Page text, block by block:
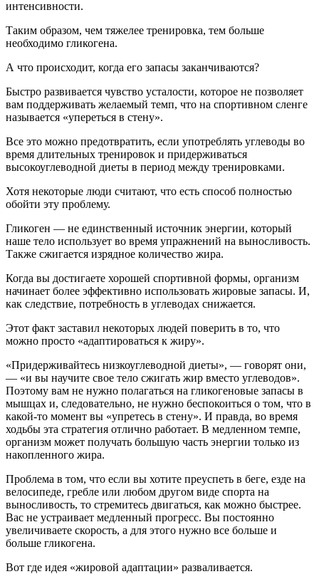
интенсивности.
Таким образом, чем тяжелее тренировка, тем больше
необходимо гликогена.
А что происходит, когда его запасы заканчиваются?
Быстро развивается чувство усталости, которое не позволяет
вам поддерживать желаемый темп, что на спортивном сленге
называется «упереться в стену».
Все это можно предотвратить, если употреблять углеводы во
время длительных тренировок и придерживаться
высокоуглеводной диеты в период между тренировками.
Хотя некоторые люди считают, что есть способ полностью
обойти эту проблему.
Гликоген — не единственный источник энергии, который
наше тело использует во время упражнений на выносливость.
Также сжигается изрядное количество жира.
Когда вы достигаете хорошей спортивной формы, организм
начинает более эффективно использовать жировые запасы. И,
как следствие, потребность в углеводах снижается.
Этот факт заставил некоторых людей поверить в то, что
можно просто «адаптироваться к жиру».
«Придерживайтесь низкоуглеводной диеты», — говорят они,
— «и вы научите свое тело сжигать жир вместо углеводов».
Поэтому вам не нужно полагаться на гликогеновые запасы в
мышцах и, следовательно, не нужно беспокоиться о том, что в
какой-то момент вы «упретесь в стену». И правда, во время
ходьбы эта стратегия отлично работает. В медленном темпе,
организм может получать большую часть энергии только из
накопленного жира.
Проблема в том, что если вы хотите преуспеть в беге, езде на
велосипеде, гребле или любом другом виде спорта на
выносливость, то стремитесь двигаться, как можно быстрее.
Вас не устраивает медленный прогресс. Вы постоянно
увеличиваете скорость, а для этого нужно все больше и
больше гликогена.
Вот где идея «жировой адаптации» разваливается.